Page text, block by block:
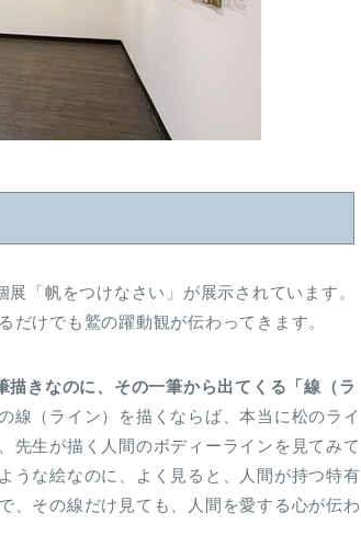
「帆をつけなさい」が展示されています。
けでも鷲の躍動観が伝わってきます。
描きなのに、その一筆から出てくる「線（ラ
線（ライン）を描くならば、本当に松のライ
先生が描く人間のボディーラインを見てみて
うな絵なのに、よく見ると、人間が持つ特有
、その線だけ見ても、人間を愛する心が伝わ